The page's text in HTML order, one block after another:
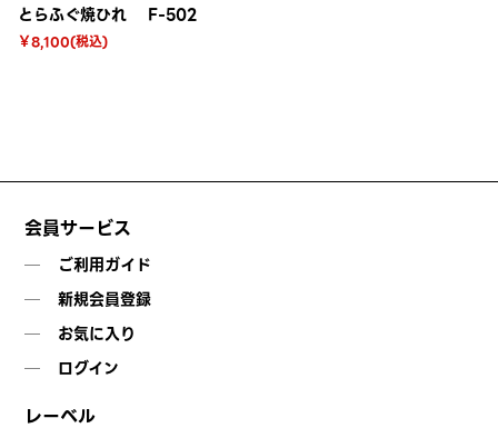
とらふぐ焼ひれ F-502
￥8,100(税込)
会員サービス
ご利用ガイド
新規会員登録
お気に入り
ログイン
レーベル